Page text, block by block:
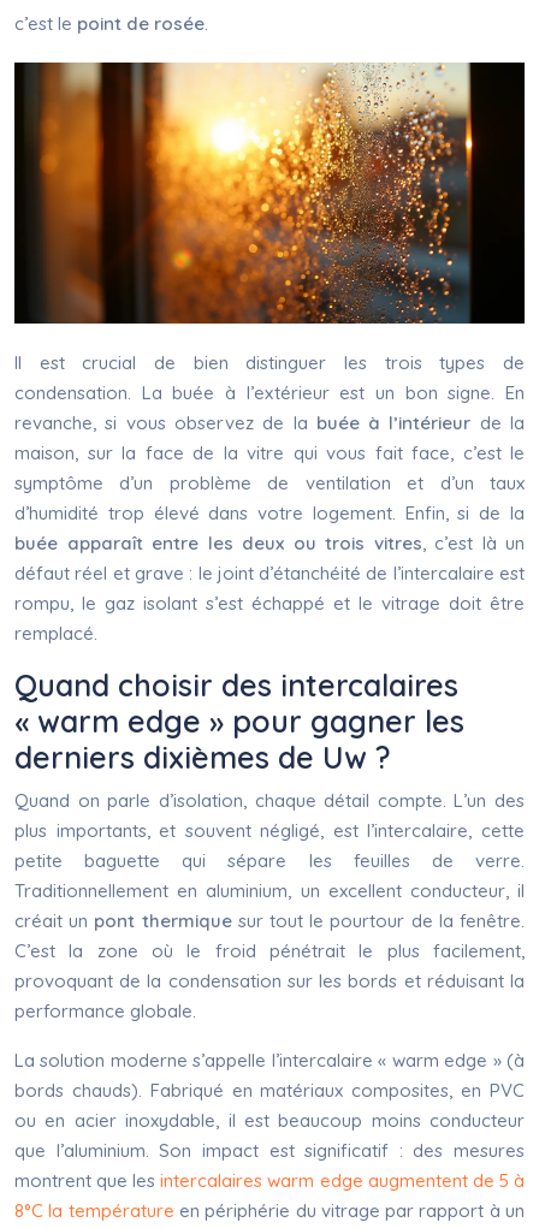
c’est le point de rosée.
Il est crucial de bien distinguer les trois types de
condensation. La buée à l’extérieur est un bon signe. En
revanche, si vous observez de la buée à l’intérieur de la
maison, sur la face de la vitre qui vous fait face, c’est le
symptôme d’un problème de ventilation et d’un taux
d’humidité trop élevé dans votre logement. Enfin, si de la
buée apparaît entre les deux ou trois vitres, c’est là un
défaut réel et grave : le joint d’étanchéité de l’intercalaire est
rompu, le gaz isolant s’est échappé et le vitrage doit être
remplacé.
Quand choisir des intercalaires
« warm edge » pour gagner les
derniers dixièmes de Uw ?
Quand on parle d’isolation, chaque détail compte. L’un des
plus importants, et souvent négligé, est l’intercalaire, cette
petite baguette qui sépare les feuilles de verre.
Traditionnellement en aluminium, un excellent conducteur, il
créait un pont thermiquesur tout le pourtour de la fenêtre.
C’est la zone où le froid pénétrait le plus facilement,
provoquant de la condensation sur les bords et réduisant la
performance globale.
La solution moderne s’appelle l’intercalaire « warm edge » (à
bords chauds). Fabriqué en matériaux composites, en PVC
ou en acier inoxydable, il est beaucoup moins conducteur
que l’aluminium. Son impact est significatif : des mesures
montrent que lesintercalaires warm edge augmentent de 5 à
8°C la température en périphérie du vitrage par rapport à un